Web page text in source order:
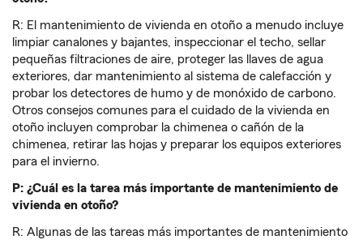
R: El mantenimiento de vivienda en otoño a menudo incluye
limpiar canalones y bajantes, inspeccionar el techo, sellar
pequeñas filtraciones de aire, proteger las llaves de agua
exteriores, dar mantenimiento al sistema de calefacción y
probar los detectores de humo y de monóxido de carbono.
Otros consejos comunes para el cuidado de la vivienda en
otoño incluyen comprobar la chimenea o cañón de la
chimenea, retirar las hojas y preparar los equipos exteriores
para el invierno.
P: ¿Cuál es la tarea más importante de mantenimiento de
vivienda en otoño?
R: Algunas de las tareas más importantes de mantenimiento